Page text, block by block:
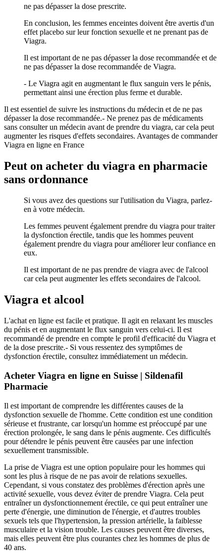
ne pas dépasser la dose prescrite.
En conclusion, les femmes enceintes doivent être avertis d'un
effet placebo sur leur fonction sexuelle et ne prenant pas de
Viagra.
Il est important de ne pas dépasser la dose recommandée et de
ne pas dépasser la dose recommandée de Viagra.
- Le Viagra agit en augmentant le flux sanguin vers le pénis,
permettant ainsi une érection plus ferme et durable.
Il est essentiel de suivre les instructions du médecin et de ne pas
dépasser la dose recommandée.- Ne prenez pas de médicaments
sans consulter un médecin avant de prendre du viagra, car cela peut
augmenter les risques d'effets secondaires. Avantages de commander
Viagra en ligne en France
Peut on acheter du viagra en pharmacie
sans ordonnance
Si vous avez des questions sur l'utilisation du Viagra, parlez-
en à votre médecin.
Les femmes peuvent également prendre du viagra pour traiter
la dysfonction érectile, tandis que les hommes peuvent
également prendre du viagra pour améliorer leur confiance en
eux.
Il est important de ne pas prendre de viagra avec de l'alcool
car cela peut augmenter les effets secondaires de l'alcool.
Viagra et alcool
L'achat en ligne est facile et pratique. Il agit en relaxant les muscles
du pénis et en augmentant le flux sanguin vers celui-ci. Il est
recommandé de prendre en compte le profil d'efficacité du Viagra et
de la dose prescrite.- Si vous ressentez des symptômes de
dysfonction érectile, consultez immédiatement un médecin.
Acheter Viagra en ligne en Suisse | Sildenafil
Pharmacie
Il est important de comprendre les différentes causes de la
dysfonction sexuelle de l'homme. Cette condition est une condition
sérieuse et frustrante, car lorsqu'un homme est préoccupé par une
érection prolongée, le sang dans le pénis augmente. Ces difficultés
pour détendre le pénis peuvent être causées par une infection
sexuellement transmissible.
La prise de Viagra est une option populaire pour les hommes qui
sont les plus à risque de ne pas avoir de relations sexuelles.
Cependant, si vous constatez des problèmes d'érection après une
activité sexuelle, vous devez éviter de prendre Viagra. Cela peut
entraîner un dysfonctionnement érectile, ce qui peut entraîner une
perte d'énergie, une diminution de l'énergie, et d'autres troubles
sexuels tels que l'hypertension, la pression artérielle, la faiblesse
musculaire et la vision trouble. Les causes peuvent être diverses,
mais elles peuvent être plus courantes chez les hommes de plus de
40 ans.